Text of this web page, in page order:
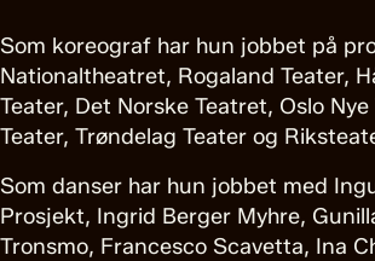
Som koreograf har hun jobbet på
Nationaltheatret, Rogaland Teater,
Teater, Det Norske Teatret, Oslo
Teater, Trøndelag Teater og
Som danser har hun jobbet med
Prosjekt, Ingrid Berger Myhre,
Tronsmo, Francesco Scavetta, Ina